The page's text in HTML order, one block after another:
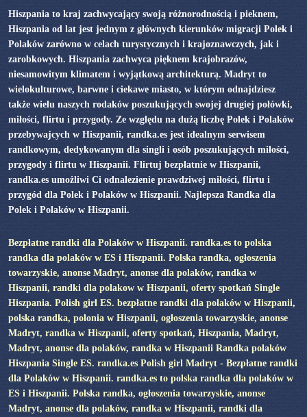
Hiszpania to kraj zachwycający swoją różnorodnością i pieknem,
Hiszpania od lat jest jednym z głównych kierunków migracji Polek i
Polaków zarówno w celach turystycznych i krajoznawczych, jak i
zarobkowych. Hiszpania zachwyca pięknem krajobrazów,
niesamowitym klimatem i wyjątkową architekturą. Madryt to
wielokulturowe, barwne i ciekawe miasto, w którym odnajdziesz
także wielu naszych rodaków poszukujących swojej drugiej połówki,
miłości, flirtu i przygody. Ze względu na dużą liczbę Polek i Polaków
przebywajcych w Hiszpanii, randka.es jest idealnym serwisem
randkowym, dedykowanym dla singli i osób poszukujących miłości,
przygody i flirtu w Hiszpanii. Flirtuj bezpłatnie w Hiszpanii,
randka.es umożliwi Ci odnalezienie prawdziwej miłości, flirtu i
przygód dla Polek i Polaków w Hiszpanii. Najlepsza Randka dla
Polek i Polaków w Hiszpanii.
Bezpłatne randki dla Polaków w Hiszpanii. randka.es to polska
randka dla polaków w ES i Hiszpanii. Polska randka, ogłoszenia
towarzyskie, anonse Madryt, anonse dla polaków, randka w
Hiszpanii, randki dla polakow w Hiszpanii, oferty spotkań Single
Hiszpania. Polish girl ES. bezpłatne randki dla polaków w Hiszpanii,
polska randka, polonia w Hiszpanii, ogłoszenia towarzyskie, anonse
Madryt, randka w Hiszpanii, oferty spotkań, Hiszpania, Madryt,
Madryt, anonse dla polaków, randka w Hiszpanii Randka polaków
Hiszpania Single ES. randka.es Polish girl Madryt - Bezpłatne randki
dla Polaków w Hiszpanii. randka.es to polska randka dla polaków w
ES i Hiszpanii. Polska randka, ogłoszenia towarzyskie, anonse
Madryt, anonse dla polaków, randka w Hiszpanii, randki dla